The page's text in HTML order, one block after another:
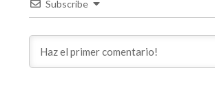
Subscribe